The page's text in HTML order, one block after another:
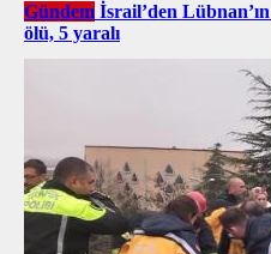
Gündem İsrail’den
ölü, 5 yaralı